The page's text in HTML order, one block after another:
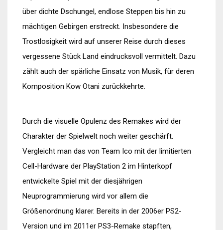
über dichte Dschungel, endlose Steppen bis hin zu
mächtigen Gebirgen erstreckt. Insbesondere die
Trostlosigkeit wird auf unserer Reise durch dieses
vergessene Stück Land eindrucksvoll vermittelt. Dazu
zählt auch der spärliche Einsatz von Musik, für deren
Komposition Kow Otani zurückkehrte.
Durch die visuelle Opulenz des Remakes wird der
Charakter der Spielwelt noch weiter geschärft.
Vergleicht man das von Team Ico mit der limitierten
Cell-Hardware der PlayStation 2 im Hinterkopf
entwickelte Spiel mit der diesjährigen
Neuprogrammierung wird vor allem die
Größenordnung klarer. Bereits in der 2006er PS2-
Version und im 2011er PS3-Remake stapften,